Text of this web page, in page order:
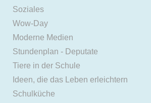
Soziales
Wow-Day
Moderne Medien
Stundenplan - Deputate
Tiere in der Schule
Ideen, die das Leben erleichtern
Schulküche